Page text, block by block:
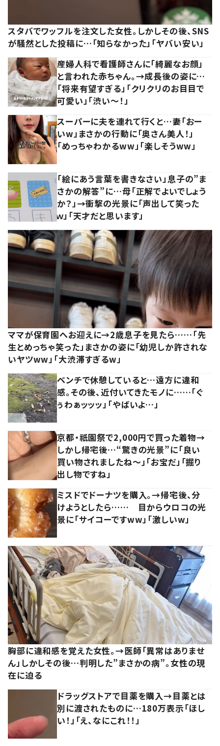
スタバでワッフルを注文した女性。しかしその後、SNS
が騒然とした投稿に…「知らなかった」「ヤバい安い」
産婦人科で看護師さんに「綺麗なお顔」
と言われた赤ちゃん。→成長後の姿に…
「将来有望すぎる」「クリクリのお目目で
可愛い」「渋い～！」
スーパーに夫を連れて行くと…妻「おー
いw」まさかの行動に「奥さん美人！」
「めっちゃわかるww」「楽しそうww」
「絵にあう言葉を書きなさい」息子の”ま
さかの解答”に…母「正解でよいでしょう
か？」→衝撃の光景に「声出して笑った
ｗ」「天才だと思います」
ママが保育園へお迎えに→2歳息子を見たら……「先
生とめっちゃ笑った」まさかの姿に「幼児しか許されな
いヤツww」「大渋滞すぎるw」
ベンチで休憩していると…遠方に違和
感。その後、近付いてきたモノに……「ぐ
ぅわぁッッッ」「やばいよ…」
京都・祇園祭で2,000円で買った着物→
しかし帰宅後…“驚きの光景”に「良い
買い物されましたね～」「お宝だ」「掘り
出し物ですね」
ミスドでドーナツを購入。→帰宅後、分
けようとしたら…… 目からウロコの光
景に「サイコーですww」「激しいw」
胸部に違和感を覚えた女性。→医師「異常はありませ
ん」しかしその後…判明した”まさかの病”。女性の現
在に迫る
ドラッグストアで目薬を購入→目薬とは
別に渡されたものに…180万表示「ほし
い！」「え、なにこれ！！」